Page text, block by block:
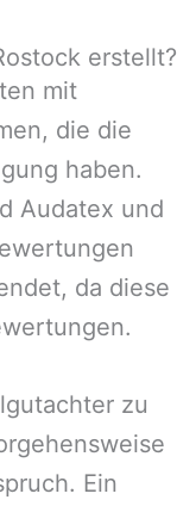
erstellt?
mit
die die
haben.
Audatex und
da diese
zu
Ein